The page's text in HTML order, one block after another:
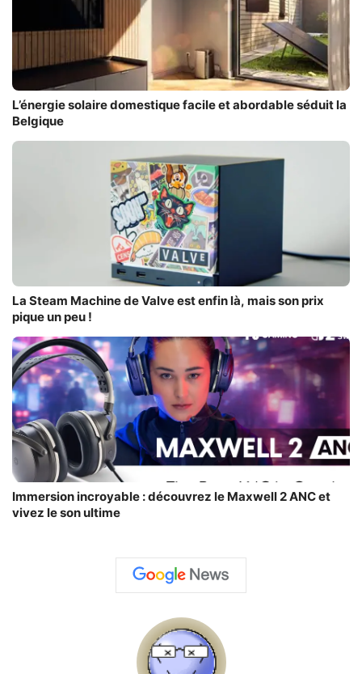
L’énergie solaire domestique facile et abordable séduit la
Belgique
La Steam Machine de Valve est enfin là, mais son prix
pique un peu !
Immersion incroyable : découvrez le Maxwell 2 ANC et
vivez le son ultime